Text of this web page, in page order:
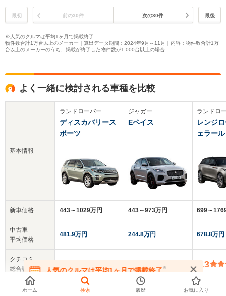
最初 前の30件 次の30件 最後
※人気のクルマは平均1ヶ月で掲載終了
物件数合計1万台以上のメーカー｜算出データ期間：2024年9月～11月｜内容：物件数合計1万
台以上のメーカーのうち、掲載が終了した物件数が1,000台以上の場合
よく一緒に検討される車種を比較
基本情報
新車価格
中古車
平均価格
クチコミ
総合評価
乗車定員
ランドローバー
ディスカバリース
ポーツ
443～1029万円
481.9万円
ジャガー
Eペイス
443～973万円
244.8万円
5人
ランドロ
レンジ
ェラール
699～
678.8万円
4.3
5人
▼ 全てを表示する
人気のクルマは平均1ヶ月で掲載終了※
在庫が無くなる前にお問い合わせください
ホーム 検索 履歴 お気に入り